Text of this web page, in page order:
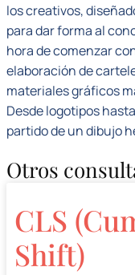
los creativos,
para dar forma al
hora de comenzar
elaboración de
materiales gráficos
Desde logotipos
partido de un dibujo
Otros
CLS
Shift)